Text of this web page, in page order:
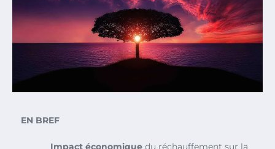
EN BREF
Impact économique du réchauffement sur la